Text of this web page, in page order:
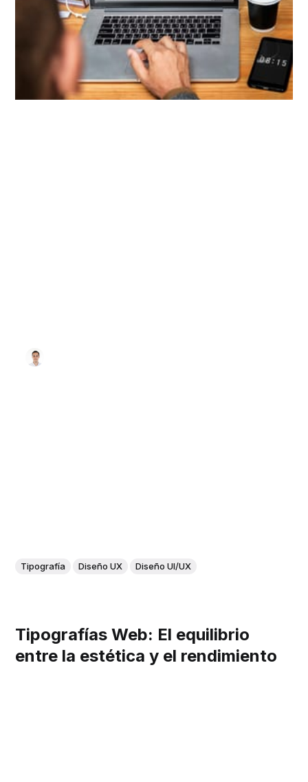
Tipografía Diseño UX Diseño UI/UX
Tipografías Web: El equilibrio
entre la estética y el rendimiento